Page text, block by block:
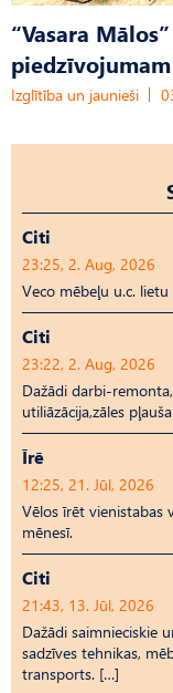
“Vasara
Izglītība un jaunieši
Citi
23:25, 2. Aug, 2026
Veco mēbeļu u.c.
Citi
23:22, 2. Aug, 2026
Dažādi darbi-
utiliāzācija,zāles
Īrē
12:25, 21. Jūl, 2026
Vēlos īrēt vienistabas
mēnesī.
Citi
21:43, 13. Jūl, 2026
Dažādi saimnieciskie
sadzīves tehnikas,
transports. […]